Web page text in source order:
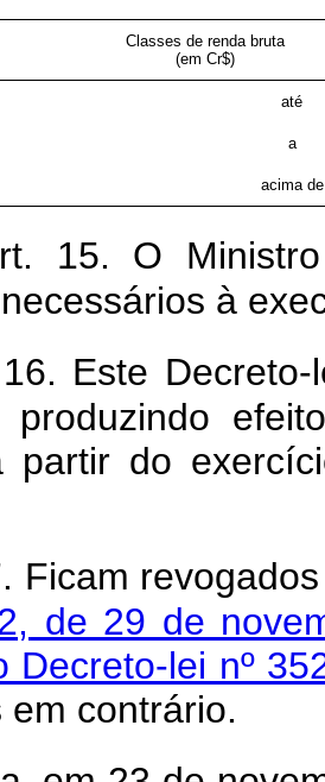
Classes de renda bruta
(em Cr$)
até
a
acima de
15. O
à
Este
produzindo
partir do
Ficam
de 29 de
Decreto-lei nº
em contrário.